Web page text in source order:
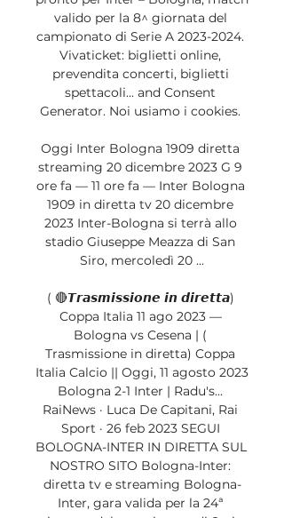
valido per la 8^ giornata del
campionato di Serie A 2023-2024.
Vivaticket: biglietti online,
prevendita concerti, biglietti
spettacoli... and Consent
Generator. Noi usiamo i cookies.
Oggi Inter Bologna 1909 diretta
streaming 20 dicembre 2023 G 9
ore fa — 11 ore fa — Inter Bologna
1909 in diretta tv 20 dicembre
2023 Inter-Bologna si terrà allo
stadio Giuseppe Meazza di San
Siro, mercoledì 20 ...
( 🔴𝙏𝙧𝙖𝙨𝙢𝙞𝙨𝙨𝙞𝙤𝙣𝙚 𝙞𝙣 𝙙𝙞𝙧𝙚𝙩𝙩𝙖)
Coppa Italia 11 ago 2023 —
Bologna vs Cesena | (
Trasmissione in diretta) Coppa
Italia Calcio || Oggi, 11 agosto 2023
Bologna 2-1 Inter | Radu's...
RaiNews · Luca De Capitani, Rai
Sport · 26 feb 2023 SEGUI
BOLOGNA-INTER IN DIRETTA SUL
NOSTRO SITO Bologna-Inter:
diretta tv e streaming Bologna-
Inter, gara valida per la 24ª